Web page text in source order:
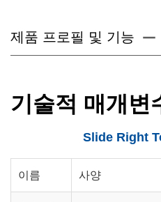
제품 프로필 및 기능
기술적 매개변
Slide Right
이름 사양